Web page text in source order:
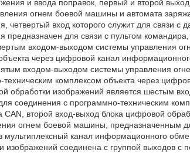
и ввода поправок, первый и второй
огнем боевой машины и автомата
четвертый вход которого служит для связи с
предназначен для связи с пультом
входом-выходом системы управления
через цифровой канал
входом-выходом системы управления
комплексом объекта через
обработки изображений является шестым
соединения с программно-техническим
второй вход-выход блока цифровой
огнем боевой машины, предназначенным
мультиплексный канал информационного
изображений соединена с группой выходов с